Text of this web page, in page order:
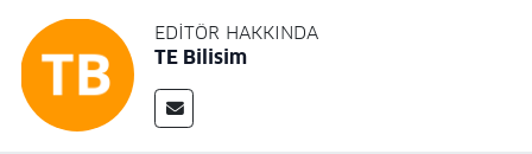
EDITÖR HAKKINDA
TE Bilisim